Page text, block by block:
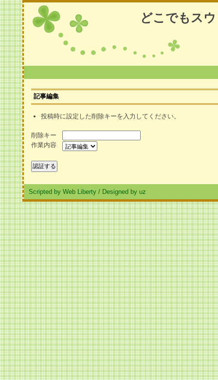
どこでもス
記事編集
投稿時に設定した削除キーを入力してください。
削除キー
作業内容
Scripted by Web Liberty / Designed by uz